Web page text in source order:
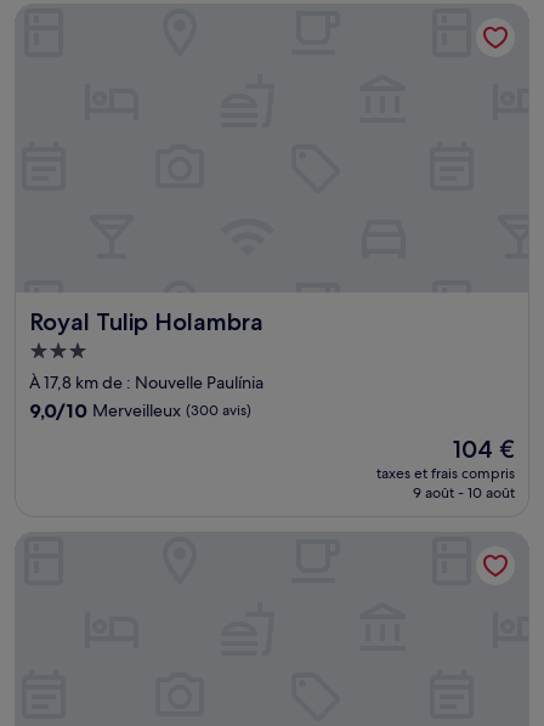
55 €
Royal Tulip Holambra
Royal Tulip Holambra
Hébergement
3.0 étoiles
À 17,8 km de : Nouvelle Paulínia
9.0
9,0/10 Merveilleux (300 avis)
Le
nouveau
prix
de
104 €
104 €
taxes et frais compris
9 août - 10 août
Royal Tulip Holambra